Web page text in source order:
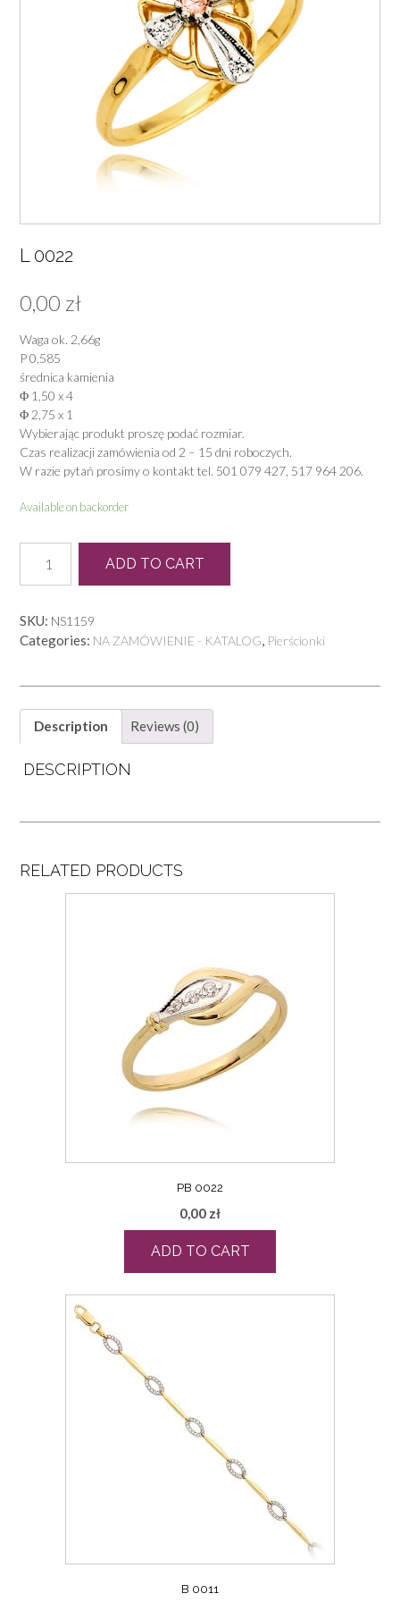
L 0022
0,00 zł
Waga ok. 2,66g
P 0,585
średnica kamienia
Φ 1,50 x 4
Φ 2,75 x 1
Wybierając produkt proszę podać rozmiar.
Czas realizacji zamówienia od 2 – 15 dni roboczych.
W razie pytań prosimy o kontakt tel. 501 079 427, 517 964 206.
Available on backorder
0022
quantity
ADD TO CART
SKU: NS1159
Categories: NA ZAMÓWIENIE - KATALOG, Pierścionki
Description Reviews (0)
DESCRIPTION
RELATED PRODUCTS
PB 0022
0,00 zł
ADD TO CART
B 0011